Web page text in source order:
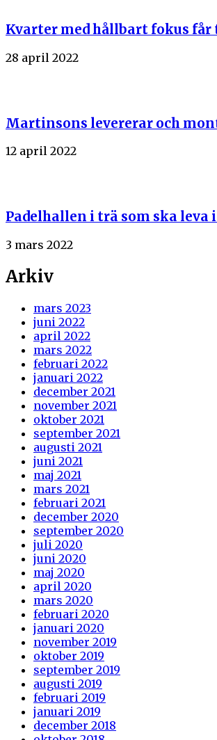
Kvarter med hållbart fokus
28 april 2022
Martinsons levererar och
12 april 2022
Padelhallen i trä som ska leva
3 mars 2022
Arkiv
mars 2023
juni 2022
april 2022
mars 2022
februari 2022
januari 2022
december 2021
november 2021
oktober 2021
september 2021
augusti 2021
juni 2021
maj 2021
mars 2021
februari 2021
december 2020
september 2020
juli 2020
juni 2020
maj 2020
april 2020
mars 2020
februari 2020
januari 2020
november 2019
oktober 2019
september 2019
augusti 2019
februari 2019
januari 2019
december 2018